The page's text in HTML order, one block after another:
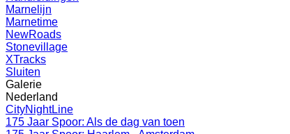
Marnelijn
Marnetime
NewRoads
Stonevillage
XTracks
Sluiten
Galerie
Nederland
CityNightLine
175 Jaar Spoor: Als de dag van toen